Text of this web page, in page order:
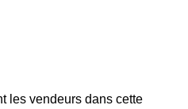
les vendeurs dans cette